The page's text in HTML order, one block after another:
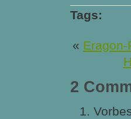
Tags:
«
2